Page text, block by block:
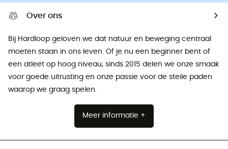
Over ons
Bij Hardloop geloven we dat natuur en beweging centraal
moeten staan ​​in ons leven. Of je nu een beginner bent of
een atleet op hoog niveau, sinds 2015 delen we onze smaak
voor goede uitrusting en onze passie voor de steile paden
waarop we graag spelen.
Meer informatie +